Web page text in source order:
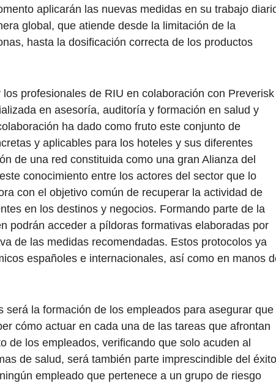
aplicarán las nuevas medidas en su trabajo
global, que atiende desde la limitación de la
hasta la dosificación correcta de los productos
profesionales de RIU en colaboración con Preverisk
en asesoría, auditoría y formación en salud y
ha dado como fruto este conjunto de
y aplicables para los hoteles y sus diferentes
de una red constituida como una gran Alianza del
conocimiento entre los actores del sector que lo
con el objetivo común de recuperar la actividad de
en los destinos y negocios. Formando parte de la
podrán acceder a píldoras formativas elaboradas por
de las medidas recomendadas. Estos protocolos ya
españoles e internacionales, así como en manos
será la formación de los empleados para asegurar que
cómo actuar en cada una de las tareas que afrontan
de los empleados, verificando que solo acuden al
de salud, será también parte imprescindible del éxito
empleado que pertenece a un grupo de riesgo